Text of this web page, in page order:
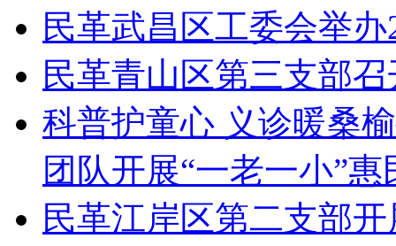
民革武昌区工委会举
民革青山区第三支部
科普护童心 义诊暖桑
团队开展“一老一小”惠
民革江岸区第二支部